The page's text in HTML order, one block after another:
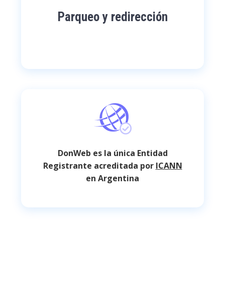
Parqueo y redirección
DonWeb es la única Entidad
Registrante acreditada por ICANN
en Argentina